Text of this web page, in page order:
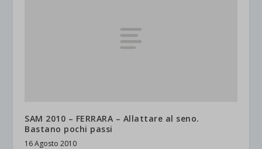
SAM 2010 – FERRARA – Allattare al seno.
Bastano pochi passi
16 Agosto 2010